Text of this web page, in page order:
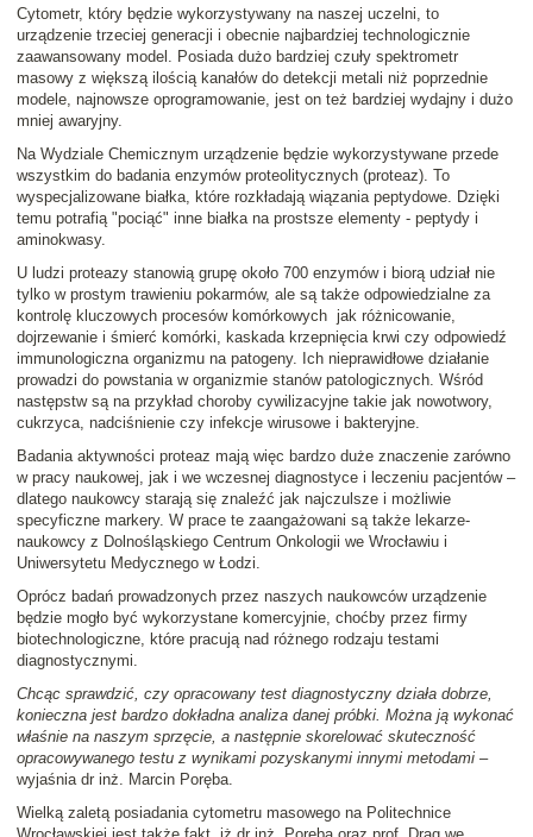
Cytometr, który będzie wykorzystywany na naszej uczelni, to
urządzenie trzeciej generacji i obecnie najbardziej technologicznie
zaawansowany model. Posiada dużo bardziej czuły spektrometr
masowy z większą ilością kanałów do detekcji metali niż poprzednie
modele, najnowsze oprogramowanie, jest on też bardziej wydajny i dużo
mniej awaryjny.
Na Wydziale Chemicznym urządzenie będzie wykorzystywane przede
wszystkim do badania enzymów proteolitycznych (proteaz). To
wyspecjalizowane białka, które rozkładają wiązania peptydowe. Dzięki
temu potrafią "pociąć" inne białka na prostsze elementy - peptydy i
aminokwasy.
U ludzi proteazy stanowią grupę około 700 enzymów i biorą udział nie
tylko w prostym trawieniu pokarmów, ale są także odpowiedzialne za
kontrolę kluczowych procesów komórkowych jak różnicowanie,
dojrzewanie i śmierć komórki, kaskada krzepnięcia krwi czy odpowiedź
immunologiczna organizmu na patogeny. Ich nieprawidłowe działanie
prowadzi do powstania w organizmie stanów patologicznych. Wśród
następstw są na przykład choroby cywilizacyjne takie jak nowotwory,
cukrzyca, nadciśnienie czy infekcje wirusowe i bakteryjne.
Badania aktywności proteaz mają więc bardzo duże znaczenie zarówno
w pracy naukowej, jak i we wczesnej diagnostyce i leczeniu pacjentów –
dlatego naukowcy starają się znaleźć jak najczulsze i możliwie
specyficzne markery. W prace te zaangażowani są także lekarze-
naukowcy z Dolnośląskiego Centrum Onkologii we Wrocławiu i
Uniwersytetu Medycznego w Łodzi.
Oprócz badań prowadzonych przez naszych naukowców urządzenie
będzie mogło być wykorzystane komercyjnie, choćby przez firmy
biotechnologiczne, które pracują nad różnego rodzaju testami
diagnostycznymi.
Chcąc sprawdzić, czy opracowany test diagnostyczny działa dobrze,
konieczna jest bardzo dokładna analiza danej próbki. Można ją wykonać
właśnie na naszym sprzęcie, a następnie skorelować skuteczność
opracowywanego testu z wynikami pozyskanymi innymi metodami –
wyjaśnia dr inż. Marcin Poręba.
Wielką zaletą posiadania cytometru masowego na Politechnice